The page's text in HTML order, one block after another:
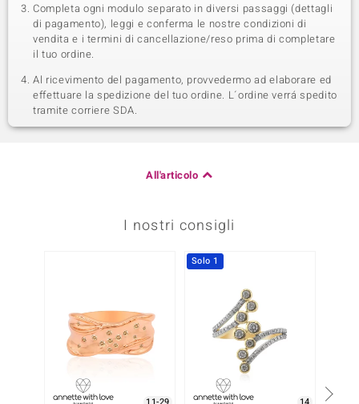
Completa ogni modulo separato in diversi passaggi (dettagli
di pagamento), leggi e conferma le nostre condizioni di
vendita e i termini di cancellazione/reso prima di completare
il tuo ordine.
Al ricevimento del pagamento, provvedermo ad elaborare ed
effettuare la spedizione del tuo ordine. L´ordine verrá spedito
tramite corriere SDA.
All'articolo
I nostri consigli
Solo 1